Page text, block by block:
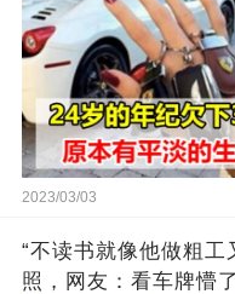
2023/03/03
“不读书就像他做粗工
照，网友：看车牌懵